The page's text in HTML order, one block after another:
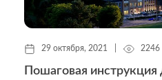
29 октября, 2021 2246
Пошаговая инструкция